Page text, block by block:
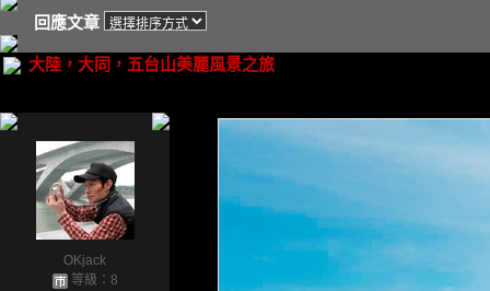
回應文章
大陸，大同，五台山美麗風景之旅
OKjack
等級：8